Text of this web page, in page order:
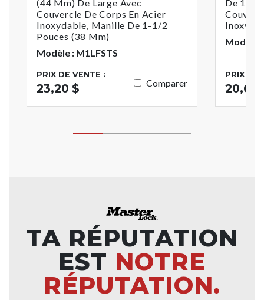
(44 Mm) De Large Avec
Couvercle De Corps En Acier
Inoxydable, Manille De 1-1/2
Pouces (38 Mm)
Modèle : M1LFSTS
PRIX DE VENTE :
23,20 $ Comparer
De 1-3/
Modèle
PRIX DE
20,60
TA RÉPUTATION
EST NOTRE
RÉPUTATION.